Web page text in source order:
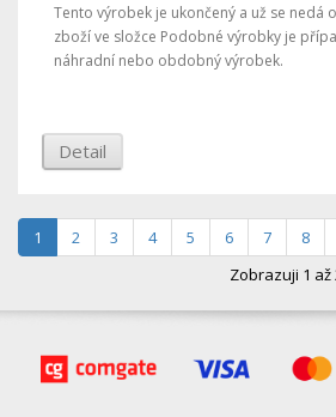
Tento výrobek je ukončený a už se nedá
zboží ve složce Podobné výrobky je
náhradní nebo obdobný výrobek.
Detail
1 2 3 4 5 6 7 8
Zobrazuji 1 až